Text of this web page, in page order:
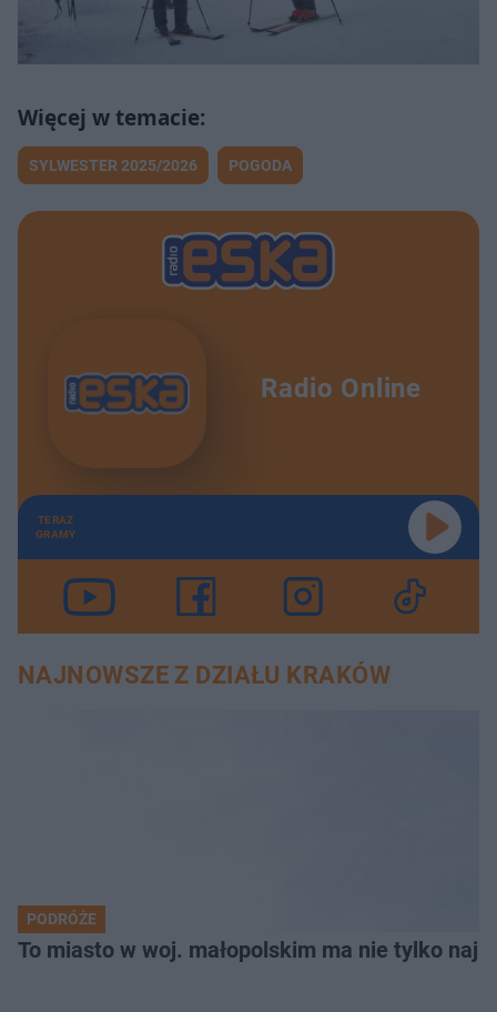
SYLWESTER 2025/2026 POGODA
Radio Online
TERAZ
GRAMY
NAJNOWSZE Z DZIAŁU KRAKÓW
PODRÓŻE
To miasto w woj. małopolskim ma nie tylko